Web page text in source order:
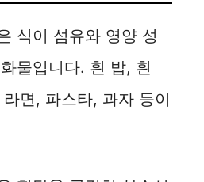
식이 섬유와 영양 성
물입니다. 흰 밥, 흰
면, 파스타, 과자 등이